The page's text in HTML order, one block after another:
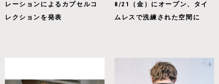
レーションによるカプセルコ
レクションを発表
8/21（金）にオープン、タイ
ムレスで洗練された空間に